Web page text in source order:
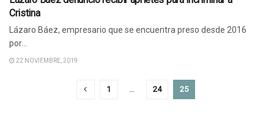
Cristina
Lázaro Báez, empresario que se encuentra preso desde 2016
por...
22 NOVIEMBRE, 2019
1 … 24 25